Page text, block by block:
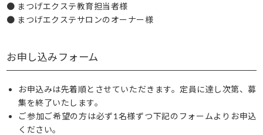
● まつげエクステ教育担当者様
● まつげエクステサロンのオーナー様
お申し込みフォーム
お申込みは先着順とさせていただきます。定員に達し次第、募
集を終了いたします。
ご参加ご希望の方は必ず1名様ずつ下記のフォームよりお申込
ください。